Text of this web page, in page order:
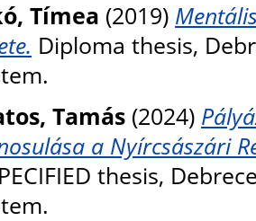
Tímea (2019)
Diploma thesis,
Tamás (2024)
a Nyírcsászári
thesis,